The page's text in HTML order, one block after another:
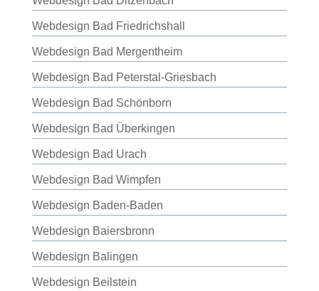
Webdesign Bad Friedrichshall
Webdesign Bad Mergentheim
Webdesign Bad Peterstal-Griesbach
Webdesign Bad Schönborn
Webdesign Bad Überkingen
Webdesign Bad Urach
Webdesign Bad Wimpfen
Webdesign Baden-Baden
Webdesign Baiersbronn
Webdesign Balingen
Webdesign Beilstein